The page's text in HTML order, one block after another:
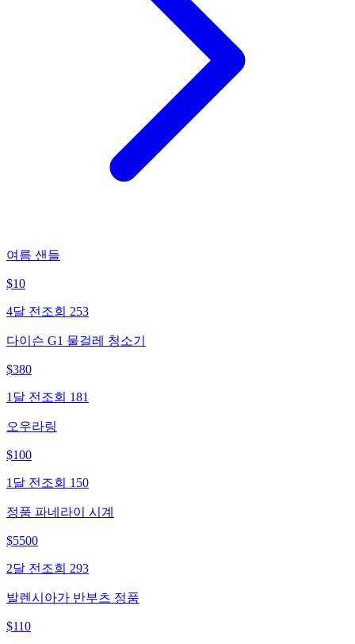
여름 샌들
$10
4달 전 조회 253
다이슨 G1 물걸레 청소기
$380
1달 전 조회 181
오우라링
$100
1달 전 조회 150
정품 파네라이 시계
$5500
2달 전 조회 293
발렌시아가 반부츠 정품
$110